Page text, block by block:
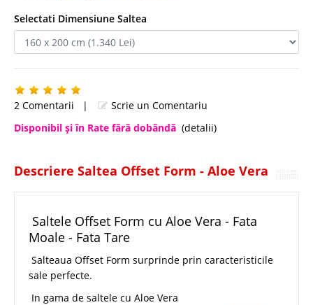
Selectati Dimensiune Saltea
2 Comentarii |
Scrie un Comentariu
Disponibil şi în Rate fără dobândă (detalii)
Descriere Saltea Offset Form - Aloe Vera
Saltele Offset Form cu Aloe Vera - Fata
Moale - Fata Tare
Salteaua Offset Form surprinde prin caracteristicile
sale perfecte.
In gama de saltele cu Aloe Vera